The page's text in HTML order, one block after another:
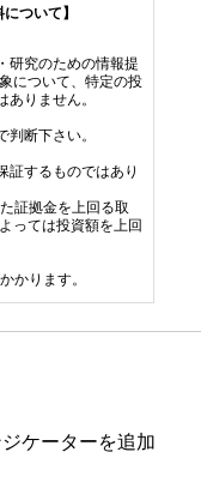
ケーターを追加